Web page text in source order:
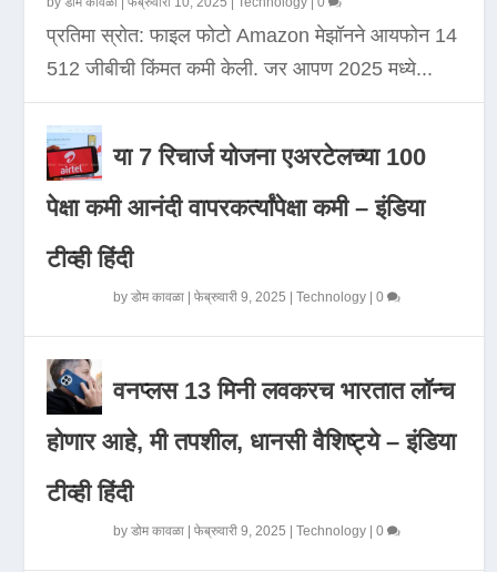
प्रतिमा स्रोत: फाइल फोटो Amazon मेझॉनने आयफोन 14
512 जीबीची किंमत कमी केली. जर आपण 2025 मध्ये...
या 7 रिचार्ज योजना एअरटेलच्या 100
पेक्षा कमी आनंदी वापरकर्त्यांपेक्षा कमी – इंडिया
टीव्ही हिंदी
byडोम कावळा |फेब्रुवारी 9, 2025 |Technology |0
वनप्लस 13 मिनी लवकरच भारतात लॉन्च
होणार आहे, मी तपशील, धानसी वैशिष्ट्ये – इंडिया
टीव्ही हिंदी
byडोम कावळा |फेब्रुवारी 9, 2025 |Technology |0